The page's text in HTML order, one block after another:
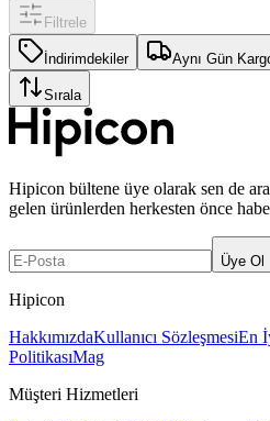
Filtrele
İndirimdekiler Aynı Gün
Sırala
Hipicon bültene üye olarak sen de
gelen ürünlerden herkesten önce
Üye Ol
Hipicon
HakkımızdaKullanıcı SözleşmesiEn
PolitikasıMag
Müşteri Hizmetleri